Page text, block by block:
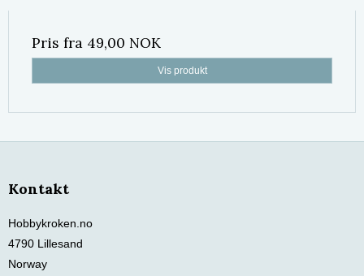
Pris fra 49,00 NOK
Vis produkt
Kontakt
Hobbykroken.no
4790 Lillesand
Norway